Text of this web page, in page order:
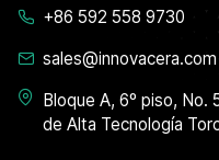
+86 592 558 9730
sales@innovacera.com
Bloque A, 6º piso, No.
de Alta Tecnología